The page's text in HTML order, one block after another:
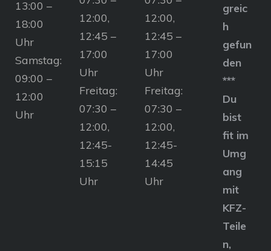
13:00 –
18:00
Uhr
Samstag:
09:00 –
12:00
Uhr
12:00,
12:45 –
17:00
Uhr
Freitag:
07:30 –
12:00,
12:45-
15:15
Uhr
12:00,
12:45 –
17:00
Uhr
Freitag:
07:30 –
12:00,
12:45-
14:45
Uhr
greic
h
gefun
den
***
Du
bist
fit im
Umg
ang
mit
KFZ-
Teile
n,